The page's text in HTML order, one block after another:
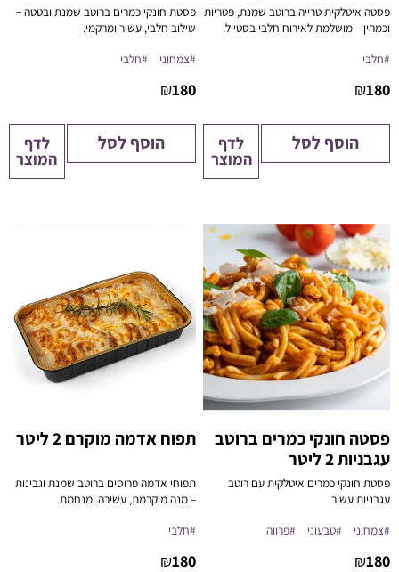
פסטה איטלקית טרייה ברוטב שמנת, פטריות
וכמהין – מושלמת לאירוח חלבי בסטייל.
כלי ההגשה מתאים לחימום במיקרוגל /
התמונה להמחשה בלבד!
#חלבי
180
₪
הוסף לסל לדף
המוצר
פסטת חונקי כמרים ברוטב שמנת ובטטה –
שילוב חלבי, עשיר ומרקמי.
במיקרוגל / תנור / פלטת שבת.
#צמחוני #חלבי
180
₪
הוסף לסל לדף
המוצר
פסטה חונקי כמרים ברוטב
עגבניות 2 ליטר
פסטת חונקי כמרים איטלקית עם רוטב
עגבניות עשיר
#צמחוני
#טבעוני #פרווה
180
₪
תפוח אדמה מוקרם 2 ליטר
תפוחי אדמה פרוסים ברוטב שמנת וגבינות
– מנה מוקרמת, עשירה ומנחמת.
כלי ההגשה מתאים לחימום במיקרוגל /
התמונה להמחשה בלבד!
#חלבי
180
₪